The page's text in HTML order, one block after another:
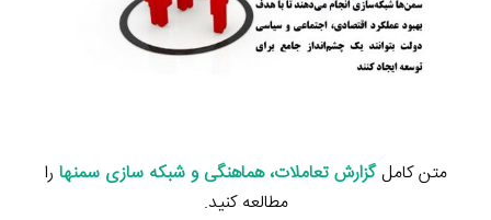
متن کاملگزارش تعاملات، هماهنگی و شبکه سازی سمنها را
مطالعه کنید.